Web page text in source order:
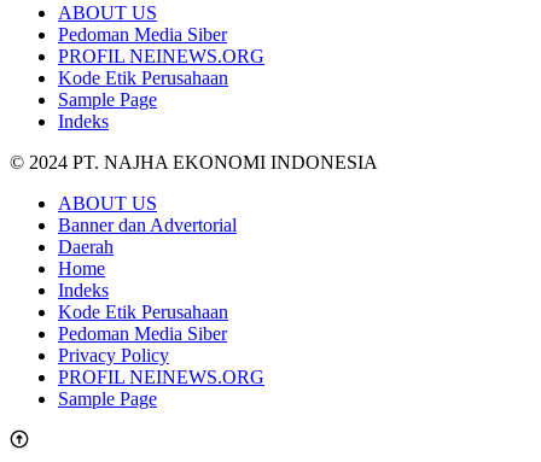
ABOUT US
Pedoman Media Siber
PROFIL NEINEWS.ORG
Kode Etik Perusahaan
Sample Page
Indeks
© 2024 PT. NAJHA EKONOMI INDONESIA
ABOUT US
Banner dan Advertorial
Daerah
Home
Indeks
Kode Etik Perusahaan
Pedoman Media Siber
Privacy Policy
PROFIL NEINEWS.ORG
Sample Page